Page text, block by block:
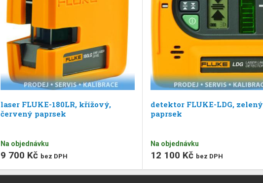
laser FLUKE-180LR, křížový,
červený paprsek
Na objednávku
9 700 Kč bez DPH
detektor FLUKE-LDG, zelený
paprsek
Na objednávku
12 100 Kč bez DPH